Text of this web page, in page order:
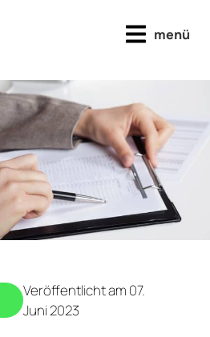
menü
Veröffentlicht am 07.
Juni 2023